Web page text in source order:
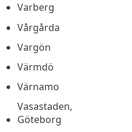
Varberg
Vårgårda
Vargön
Värmdö
Värnamo
Vasastaden,
Göteborg